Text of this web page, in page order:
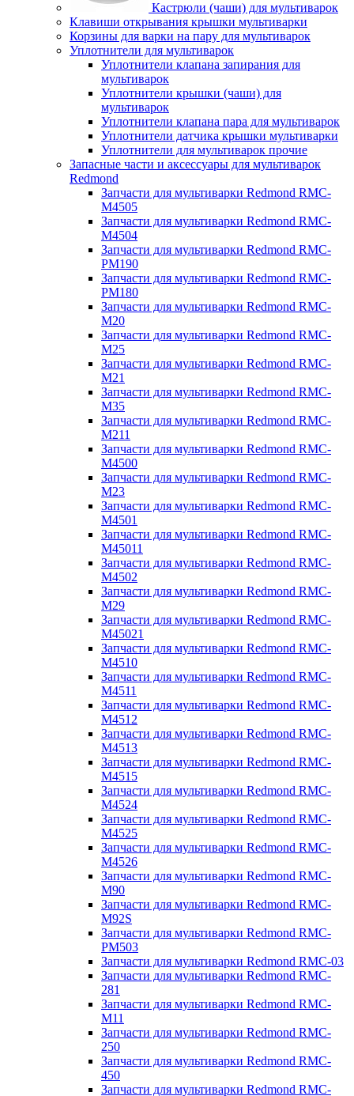
Кастрюли (чаши) для мультиварок
Клавиши открывания крышки мультиварки
Корзины для варки на пару для мультиварок
Уплотнители для мультиварок
Уплотнители клапана запирания для
мультиварок
Уплотнители крышки (чаши) для
мультиварок
Уплотнители клапана пара для мультиварок
Уплотнители датчика крышки мультиварки
Уплотнители для мультиварок прочие
Запасные части и аксессуары для мультиварок
Redmond
Запчасти для мультиварки Redmond RMC-
M4505
Запчасти для мультиварки Redmond RMC-
M4504
Запчасти для мультиварки Redmond RMC-
PM190
Запчасти для мультиварки Redmond RMC-
PM180
Запчасти для мультиварки Redmond RMC-
M20
Запчасти для мультиварки Redmond RMC-
M25
Запчасти для мультиварки Redmond RMC-
M21
Запчасти для мультиварки Redmond RMC-
M35
Запчасти для мультиварки Redmond RMC-
M211
Запчасти для мультиварки Redmond RMC-
M4500
Запчасти для мультиварки Redmond RMC-
M23
Запчасти для мультиварки Redmond RMC-
M4501
Запчасти для мультиварки Redmond RMC-
M45011
Запчасти для мультиварки Redmond RMC-
M4502
Запчасти для мультиварки Redmond RMC-
M29
Запчасти для мультиварки Redmond RMC-
M45021
Запчасти для мультиварки Redmond RMC-
M4510
Запчасти для мультиварки Redmond RMC-
M4511
Запчасти для мультиварки Redmond RMC-
M4512
Запчасти для мультиварки Redmond RMC-
M4513
Запчасти для мультиварки Redmond RMC-
M4515
Запчасти для мультиварки Redmond RMC-
M4524
Запчасти для мультиварки Redmond RMC-
M4525
Запчасти для мультиварки Redmond RMC-
M4526
Запчасти для мультиварки Redmond RMC-
M90
Запчасти для мультиварки Redmond RMC-
M92S
Запчасти для мультиварки Redmond RMC-
PM503
Запчасти для мультиварки Redmond RMC-03
Запчасти для мультиварки Redmond RMC-
281
Запчасти для мультиварки Redmond RMC-
M11
Запчасти для мультиварки Redmond RMC-
250
Запчасти для мультиварки Redmond RMC-
450
Запчасти для мультиварки Redmond RMC-